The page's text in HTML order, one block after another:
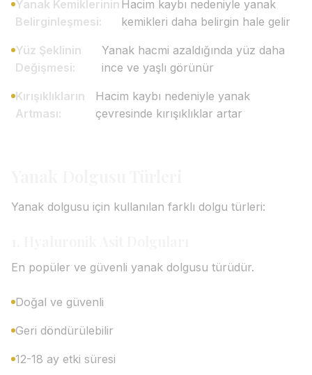
Yanak Kemiklerinin
Belirginleşmesi:
Hacim kaybı nedeniyle yanak
kemikleri daha belirgin hale gelir
Yüz Şeklinin
Değişmesi:
Yanak hacmi azaldığında yüz daha
ince ve yaşlı görünür
Kırışıklıkların
Artması:
Hacim kaybı nedeniyle yanak
çevresinde kırışıklıklar artar
Yanak dolgusu için kullanılan farklı dolgu türleri:
En popüler ve güvenli yanak dolgusu türüdür.
Doğal ve güvenli
Geri döndürülebilir
12-18 ay etki süresi